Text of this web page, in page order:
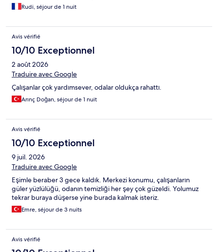
Rudi, séjour de 1 nuit
Avis vérifié
10/10 Exceptionnel
2 août 2026
Traduire avec Google
Çalışanlar çok yardımsever, odalar oldukça rahattı.
Arınç Doğan, séjour de 1 nuit
Avis vérifié
10/10 Exceptionnel
9 juil. 2026
Traduire avec Google
Eşimle beraber 3 gece kaldık. Merkezi konumu, çalışanların
güler yüzlülüğü, odanın temizliği her şey çok güzeldi. Yolumuz
tekrar buraya düşerse yine burada kalmak isteriz.
Emre, séjour de 3 nuits
Avis vérifié